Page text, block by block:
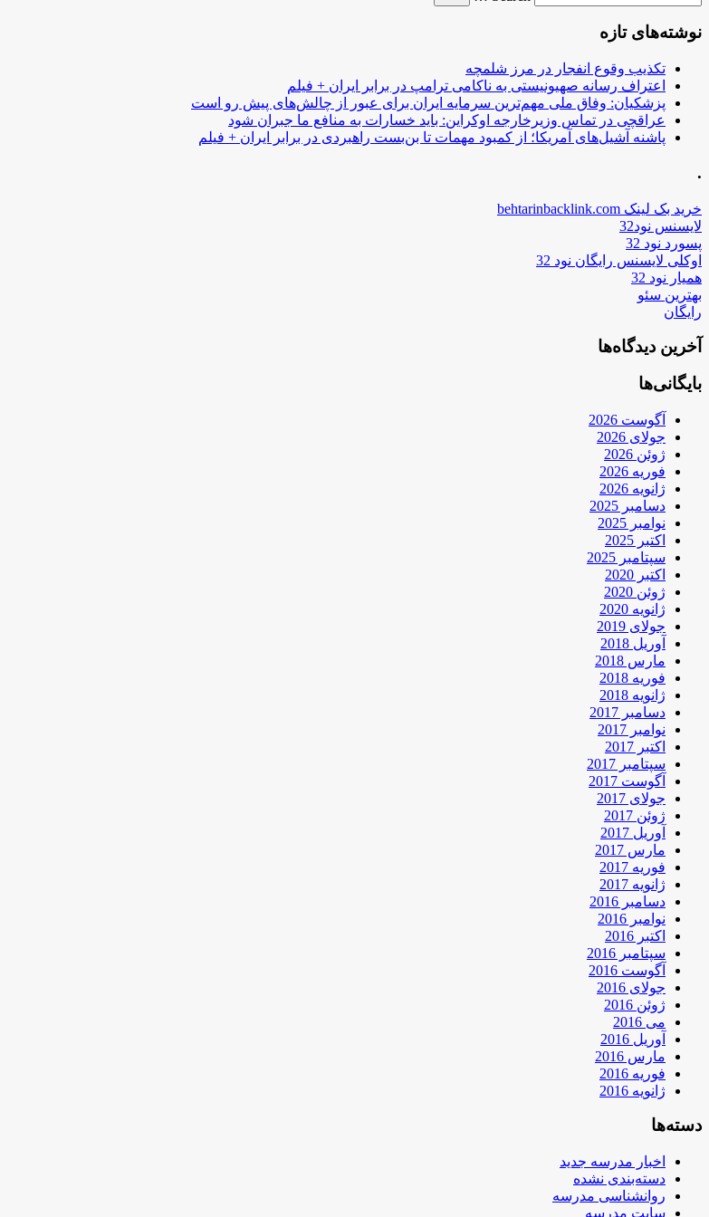
نوشته‌های تازه
تکذیب وقوع انفجار در مرز شلمچه
اعتراف رسانه صهیونیستی به ناکامی ترامپ در برابر ایران + فیلم
پزشکیان: وفاق ملی مهم‌ترین سرمایه ایران برای عبور از چالش‌های پیش رو است
عراقچی در تماس وزیرخارجه اوکراین: باید خسارات به منافع ما جبران شود
پاشنه آشیل‌های آمریکا؛ از کمبود مهمات تا بن‌بست راهبردی در برابر ایران + فیلم
.
خرید بک لینک behtarinbacklink.com
لایسنس نود32
پسورد نود 32
اوکلی لایسنس رایگان نود 32
همیار نود 32
بهترین سئو
رایگان
آخرین دیدگاه‌ها
بایگانی‌ها
آگوست 2026
جولای 2026
ژوئن 2026
فوریه 2026
ژانویه 2026
دسامبر 2025
نوامبر 2025
اکتبر 2025
سپتامبر 2025
اکتبر 2020
ژوئن 2020
ژانویه 2020
جولای 2019
آوریل 2018
مارس 2018
فوریه 2018
ژانویه 2018
دسامبر 2017
نوامبر 2017
اکتبر 2017
سپتامبر 2017
آگوست 2017
جولای 2017
ژوئن 2017
آوریل 2017
مارس 2017
فوریه 2017
ژانویه 2017
دسامبر 2016
نوامبر 2016
اکتبر 2016
سپتامبر 2016
آگوست 2016
جولای 2016
ژوئن 2016
می 2016
آوریل 2016
مارس 2016
فوریه 2016
ژانویه 2016
دسته‌ها
اخبار مدرسه جدید
دسته‌بندی نشده
روانشناسی مدرسه
سایت مدرسه